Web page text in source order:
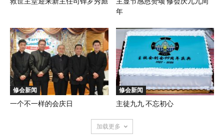
年
修会新闻
一个不一样的会庆日
修会新闻
主徒九九 不忘初心
加载更多